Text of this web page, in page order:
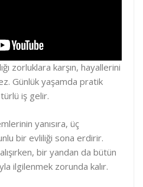
zorluklara karşın, hayallerini
Günlük yaşamda pratik
iş gelir.
yanısıra, üç
bir evliliği sona erdirir.
bir yandan da bütün
ilgilenmek zorunda kalır.